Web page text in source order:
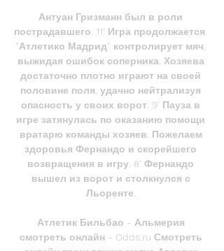
Антуан Гризманн был в роли
пострадавшего. 11' Игра продолжается.
"Атлетико Мадрид" контролирует мяч,
выжидая ошибок соперника. Хозяева
достаточно плотно играют на своей
половине поля, удачно нейтрализуя
опасность у своих ворот. 9' Пауза в
игре затянулась по оказанию помощи
вратарю команды хозяев. Пожелаем
здоровья Фернандо и скорейшего
возвращения в игру. 8' Фернандо
вышел из ворот и столкнулся с
Льоренте.
Атлетик Бильбао - Альмерия
смотреть онлайн - Odds.ru Смотреть